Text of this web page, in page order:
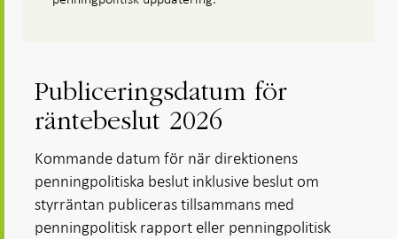
Publiceringsdatum för
räntebeslut 2026
Kommande datum för när direktionens
penningpolitiska beslut inklusive beslut om
styrräntan publiceras tillsammans med
penningpolitisk rapport eller penningpolitisk